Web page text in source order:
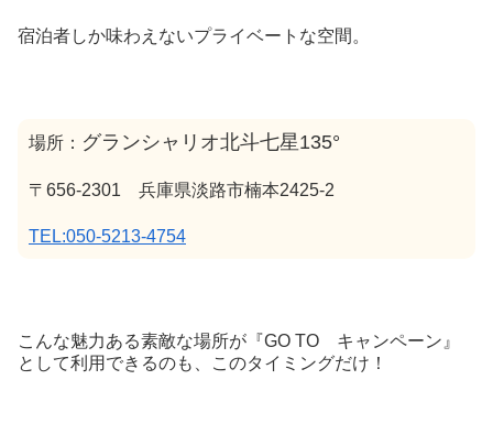
宿泊者しか味わえないプライベートな空間。
場所： グランシャリオ北斗七星135°
〒656-2301 兵庫県淡路市楠本2425-2
TEL:050-5213-4754
こんな魅力ある素敵な場所が『GO TO キャンペーン』
として利用できるのも、このタイミングだけ！